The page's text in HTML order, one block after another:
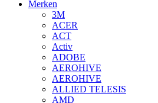
Merken
3M
ACER
ACT
Activ
ADOBE
AEROHIVE
AEROHIVE
ALLIED TELESIS
AMD